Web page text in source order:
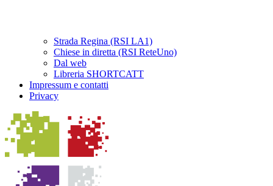
Strada Regina (RSI LA1)
Chiese in diretta (RSI ReteUno)
Dal web
Libreria SHORTCATT
Impressum e contatti
Privacy